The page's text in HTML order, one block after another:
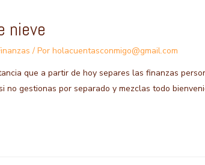
nieve
/ Porholacuentasconmigo@gmail.com
que a partir de hoy separes las finanzas
no gestionas por separado y mezclas todo